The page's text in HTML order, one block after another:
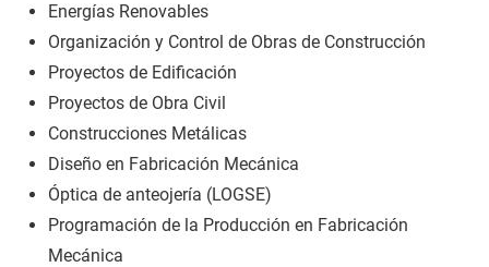
Energías Renovables
Organización y Control de Obras de Construcción
Proyectos de Edificación
Proyectos de Obra Civil
Construcciones Metálicas
Diseño en Fabricación Mecánica
Óptica de anteojería (LOGSE)
Programación de la Producción en Fabricación
Mecánica